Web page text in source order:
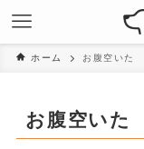
ホーム お腹空いた
お腹空いた